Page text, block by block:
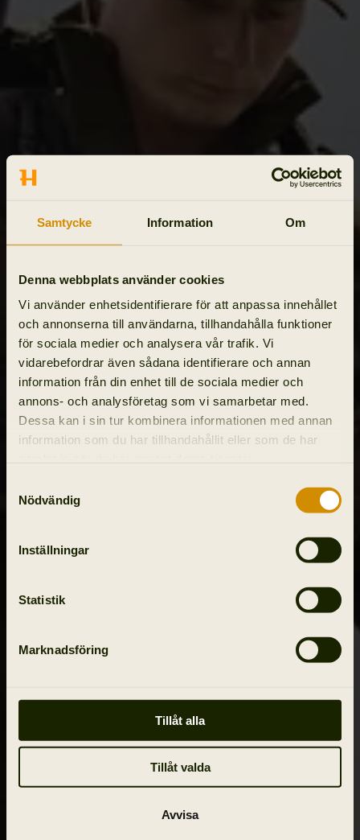
Samtycke Information Om
Denna webbplats använder cookies
Vi använder enhetsidentifierare för att anpassa innehållet
och annonserna till användarna, tillhandahålla funktioner
för sociala medier och analysera vår trafik. Vi
vidarebefordrar även sådana identifierare och annan
information från din enhet till de sociala medier och
annons- och analysföretag som vi samarbetar med.
Dessa kan i sin tur kombinera informationen med annan
information som du har tillhandahållit eller som de har
Nödvändig
Inställningar
Statistik
Marknadsföring
Tillåt alla
Tillåt valda
Avvisa